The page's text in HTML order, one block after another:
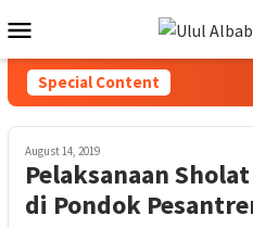
Special Content
August 14, 2019
Pelaksanaan
di Pondok